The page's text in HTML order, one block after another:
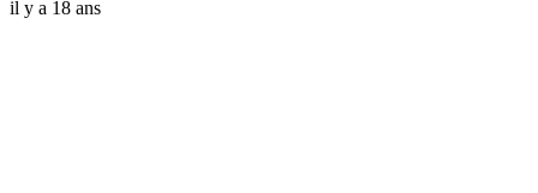
il y a 18 ans